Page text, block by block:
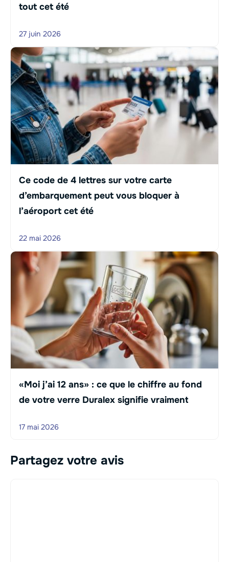
tout cet été
27 juin 2026
Ce code de 4 lettres sur votre carte
d’embarquement peut vous bloquer à
l’aéroport cet été
22 mai 2026
«Moi j’ai 12 ans» : ce que le chiffre au fond
de votre verre Duralex signifie vraiment
17 mai 2026
Partagez votre avis